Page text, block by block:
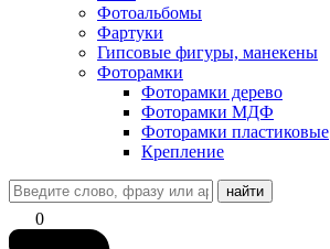
Фотоальбомы
Фартуки
Гипсовые фигуры, манекены
Фоторамки
Фоторамки дерево
Фоторамки МДФ
Фоторамки пластиковые
Крепление
найти
0